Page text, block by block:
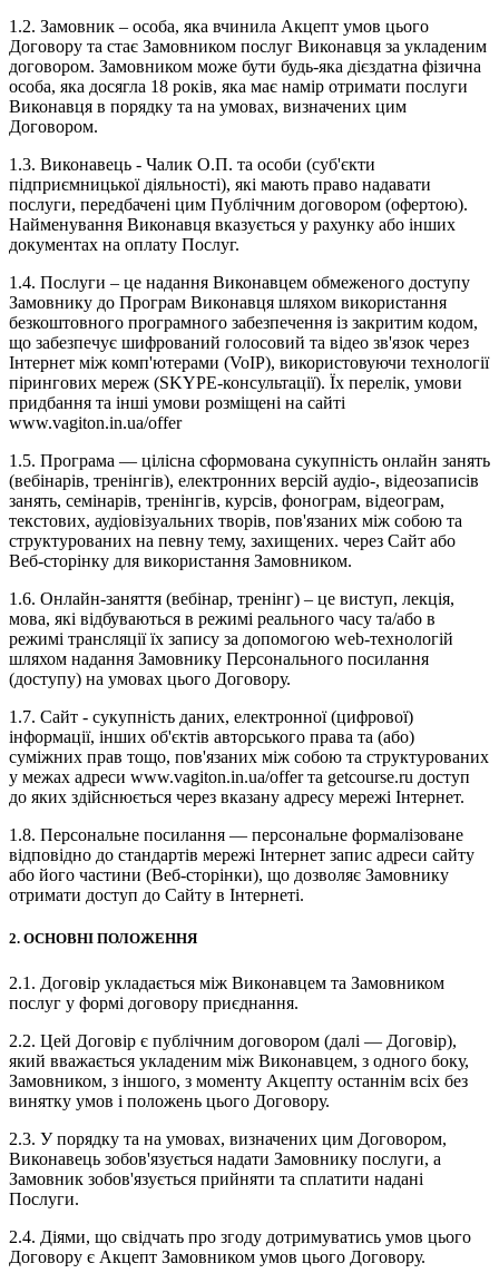
1.2. Замовник – особа, яка вчинила Акцепт умов цього
Договору та стає Замовником послуг Виконавця за укладеним
договором. Замовником може бути будь-яка дієздатна фізична
особа, яка досягла 18 років, яка має намір отримати послуги
Виконавця в порядку та на умовах, визначених цим
Договором.
1.3. Виконавець - Чалик О.П. та особи (суб'єкти
підприємницької діяльності), які мають право надавати
послуги, передбачені цим Публічним договором (офертою).
Найменування Виконавця вказується у рахунку або інших
документах на оплату Послуг.
1.4. Послуги – це надання Виконавцем обмеженого доступу
Замовнику до Програм Виконавця шляхом використання
безкоштовного програмного забезпечення із закритим кодом,
що забезпечує шифрований голосовий та відео зв'язок через
Інтернет між комп'ютерами (VoIP), використовуючи технології
пірингових мереж (SKYPE-консультації). Їх перелік, умови
придбання та інші умови розміщені на сайті
www.vagiton.in.ua/offer
1.5. Програма — цілісна сформована сукупність онлайн занять
(вебінарів, тренінгів), електронних версій аудіо-, відеозаписів
занять, семінарів, тренінгів, курсів, фонограм, відеограм,
текстових, аудіовізуальних творів, пов'язаних між собою та
структурованих на певну тему, захищених. через Сайт або
Веб-сторінку для використання Замовником.
1.6. Онлайн-заняття (вебінар, тренінг) – це виступ, лекція,
мова, які відбуваються в режимі реального часу та/або в
режимі трансляції їх запису за допомогою web-технологій
шляхом надання Замовнику Персонального посилання
(доступу) на умовах цього Договору.
1.7. Сайт - сукупність даних, електронної (цифрової)
інформації, інших об'єктів авторського права та (або)
суміжних прав тощо, пов'язаних між собою та структурованих
у межах адреси www.vagiton.in.ua/offer та getcourse.ru доступ
до яких здійснюється через вказану адресу мережі Інтернет.
1.8. Персональне посилання — персональне формалізоване
відповідно до стандартів мережі Інтернет запис адреси сайту
або його частини (Веб-сторінки), що дозволяє Замовнику
отримати доступ до Сайту в Інтернеті.
2. ОСНОВНІ ПОЛОЖЕННЯ
2.1. Договір укладається між Виконавцем та Замовником
послуг у формі договору приєднання.
2.2. Цей Договір є публічним договором (далі — Договір),
який вважається укладеним між Виконавцем, з одного боку,
Замовником, з іншого, з моменту Акцепту останнім всіх без
винятку умов і положень цього Договору.
2.3. У порядку та на умовах, визначених цим Договором,
Виконавець зобов'язується надати Замовнику послуги, а
Замовник зобов'язується прийняти та сплатити надані
Послуги.
2.4. Діями, що свідчать про згоду дотримуватись умов цього
Договору є Акцепт Замовником умов цього Договору.